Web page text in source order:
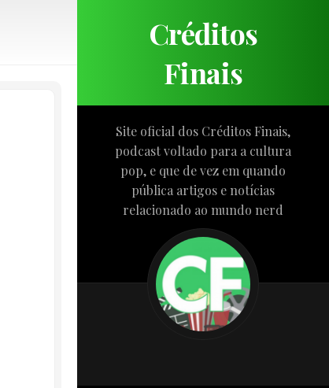
Créditos
Finais
Site oficial dos Créditos Finais,
podcast voltado para a cultura
pop, e que de vez em quando
pública artigos e notícias
relacionado ao mundo nerd